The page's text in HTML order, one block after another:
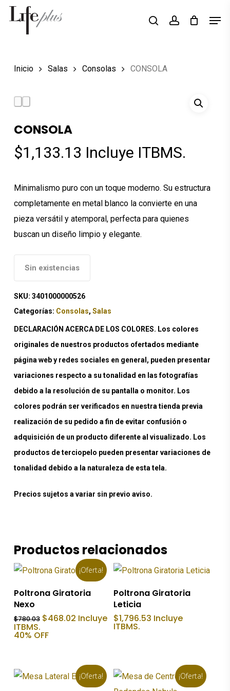
Skip
Búsqueda
productos
searchaccount
Inicio Salas Consolas CONSOLA
CONSOLA
$1,133.13 Incluye ITBMS.
Minimalismo puro con un toque moderno. Su estructura
completamente en metal blanco la convierte en una
pieza versátil y atemporal, perfecta para quienes
buscan un diseño limpio y elegante.
Sin existencias
SKU: 3401000000526
Categorías: Consolas, Salas
DECLARACIÓN ACERCA DE LOS COLORES. Los colores
originales de nuestros productos ofertados mediante
página web y redes sociales en general, pueden presentar
variaciones respecto a su tonalidad en las fotografías
debido a la resolución de su pantalla o monitor. Los
colores podrán ser verificados en nuestra tienda previa
realización de su pedido a fin de evitar confusión o
adquisición de un producto diferente al visualizado. Los
productos de terciopelo pueden presentar variaciones de
tonalidad debido a la naturaleza de esta tela.
Precios sujetos a variar sin previo aviso.
Productos relacionados
¡Oferta!
Añadir Al Carrito
Poltrona Giratoria
Nexo
$780.03 El
original
$468.02El
precio
Incluye
ITBMS.
40% OFF
Añadir Al Carrito
Poltrona Giratoria
Leticia
$1,796.53 Incluye
ITBMS.
¡Oferta! ¡Oferta!